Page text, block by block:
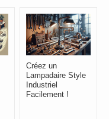
Créez un
Lampadaire Style
Industriel
Facilement !